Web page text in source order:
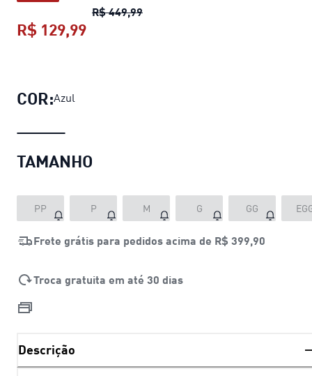
R$ 449,99Calça para Treino
R$ 129,99
COR:Azul
TAMANHO
PP P M G GG
Frete grátis para pedidos acima de R$ 399,90
Troca gratuita em até 30 dias
Descrição